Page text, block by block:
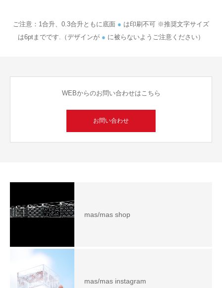
ご注意：1合升、0.3合升ともに底面 ● は印刷不可 ※推奨文字サイズ
は6ptまでです.（デザインが ● に被らないようご注意ください）
WEBからのお問い合わせはこちら
お問い合わせ
mas/mas shop
mas/mas instagram